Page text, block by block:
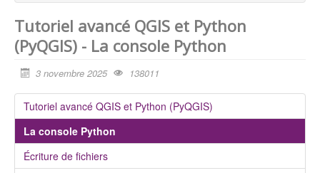
Tutoriel avancé QGIS et Python
(PyQGIS) - La console Python
3 novembre 2025 138011
Tutoriel avancé QGIS et Python (PyQGIS)
La console Python
Écriture de fichiers